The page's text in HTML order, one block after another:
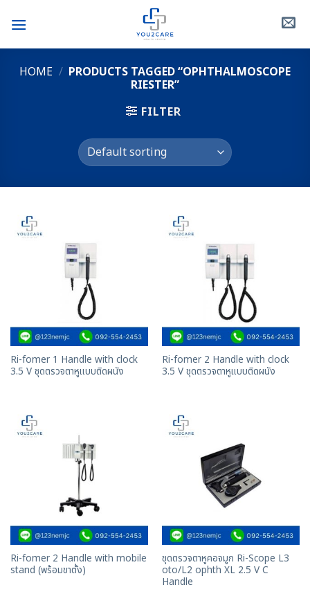
HOME / PRODUCTS TAGGED “OPHTHALMOSCOPE
RIESTER”
FILTER
Ri-fomer 1 Handle with clock
3.5 V ชุดตรวจตาหูแบบติดผนัง
Ri-fomer 2 Handle with clock
3.5 V ชุดตรวจตาหูแบบติดผนัง
Ri-fomer 2 Handle with mobile
stand (พร้อมขาตั้ง)
ชุดตรวจตาหูคอจมูก Ri-Scope L3
oto/L2 ophth XL 2.5 V C
Handle